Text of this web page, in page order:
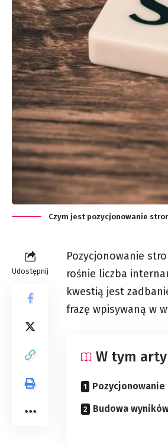
Czym jest pozycjonowanie
Udostępnij
Pozycjonowanie
rośnie liczba
kwestią jest
frazę wpisywaną w
W tym
Pozycjonowanie
Budowa